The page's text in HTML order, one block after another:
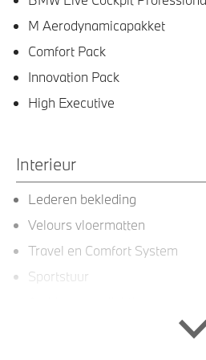
M Aerodynamicapakket
Comfort Pack
Innovation Pack
High Executive
Interieur
Lederen bekleding
Velours vloermatten
Travel en Comfort System
Sportstuur